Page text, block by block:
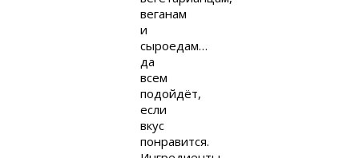
веганам
и
сыроедам…
да
всем
подойдёт,
если
вкус
понравится.